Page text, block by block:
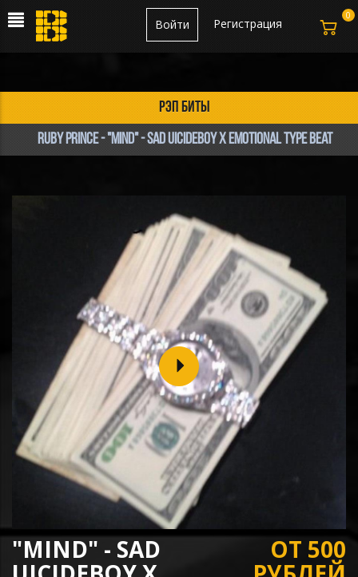
Регистрация
Войти
рэп биты
Ruby Prince - "Mind" - Sad uicideboy X Emotional Type Beat
"MIND" - SAD ОТ 500
0